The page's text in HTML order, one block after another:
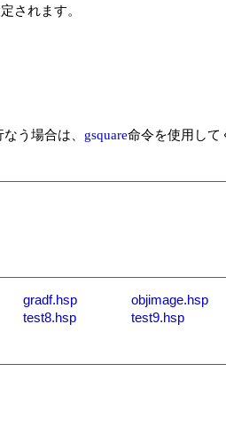
されます。
う場合は、 gsquare命令を使用して
gradf.hsp objimage.hsp
test8.hsp test9.hsp